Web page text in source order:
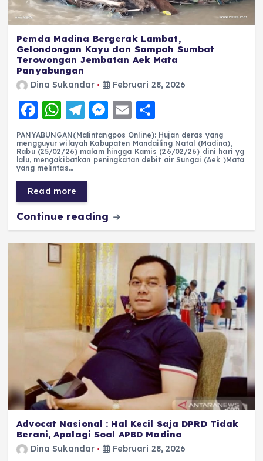
Pemda Madina Bergerak Lambat,
Gelondongan Kayu dan Sampah Sumbat
Terowongan Jembatan Aek Mata
Panyabungan
Dina Sukandar Februari 28, 2026
F
a
c
e
b
o
o
k
W
h
a
ts
A
p
p
T
el
e
g
r
a
m
M
e
ss
e
er
E
m
ai
l
h
a
re
PANYABUNGAN(Malintangpos Online): Hujan deras yang
mengguyur wilayah Kabupaten Mandailing Natal (Madina),
Rabu (25/02/26) malam hingga Kamis (26/02/26) dini hari yg
lalu, mengakibatkan peningkatan debit air Sungai (Aek )Mata
yang melintas…
Read more
Continue reading
Advocat Nasional : Hal Kecil Saja DPRD Tidak
Berani, Apalagi Soal APBD Madina
Dina Sukandar Februari 28, 2026